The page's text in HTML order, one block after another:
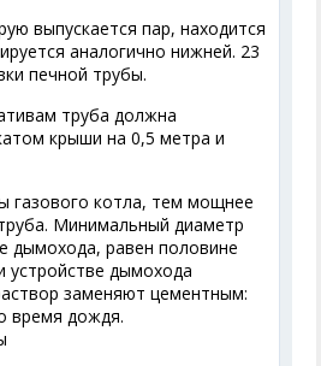
выпускается пар, находится
аналогично нижней. 23
печной трубы.
труба должна
крыши на 0,5 метра и
котла, тем мощнее
Минимальный диаметр
дымохода, равен половине
устройстве дымохода
заменяют цементным:
время дождя.